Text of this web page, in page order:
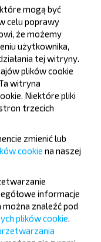
ciekawych
do
taniej!
mogą być
celu poprawy
że możemy
użytkownika,
tej witryny.
plików cookie
witryna
Niektóre pliki
trzecich
zmienić lub
cookie na naszej
informacje
znaleźć pod
plików cookie.